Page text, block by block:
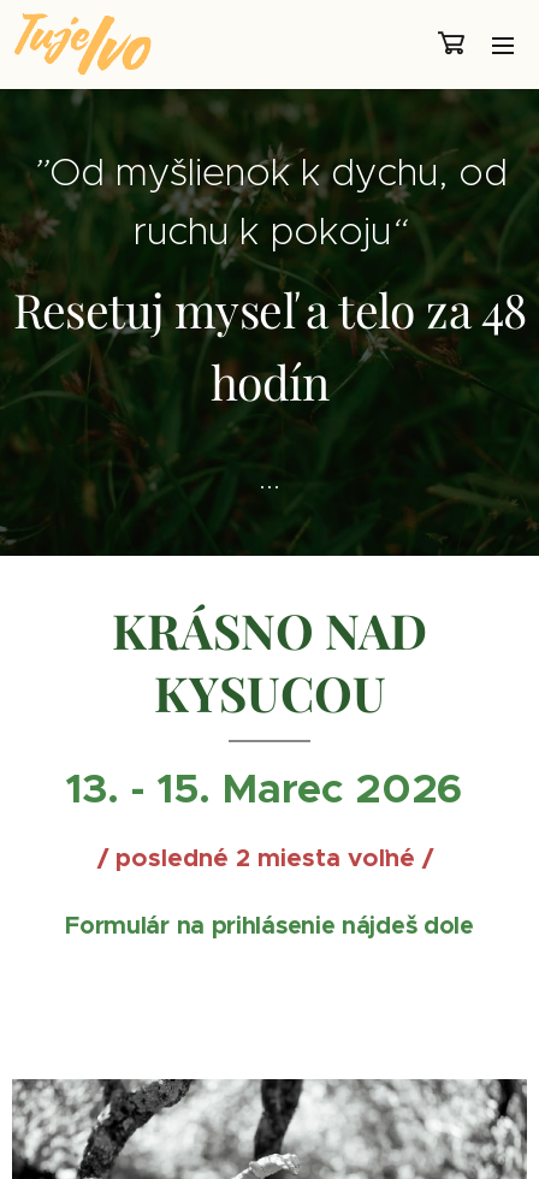
”Od myšlienok k dychu, od
ruchu k pokoju“
Resetuj myseľ a telo za 48
hodín
...
KRÁSNO NAD
KYSUCOU
13. - 15. Marec 2026
/ posledné 2 miesta voľné /
Formulár na prihlásenie nájdeš dole